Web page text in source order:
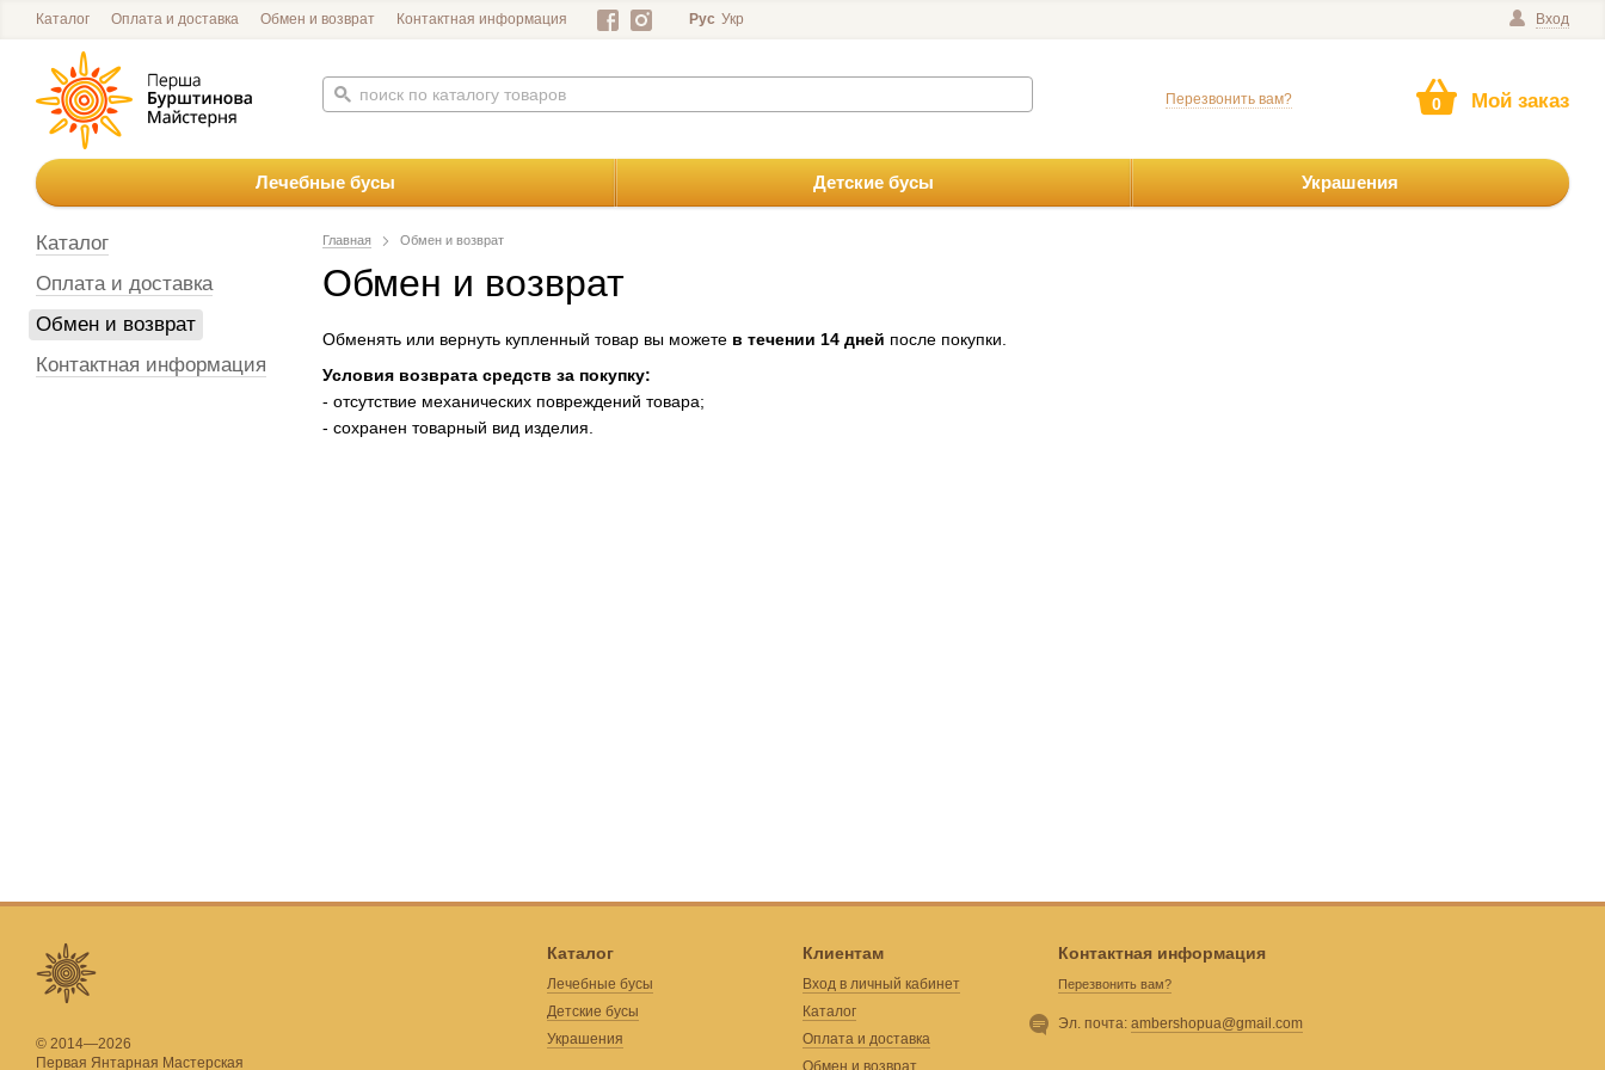
Каталог Оплата и доставка Обмен и возврат Контактная информация Вход
Рус Укр
Перезвонить вам? 0 Мой заказ
Лечебные бусы Детские бусы Украшения
Главная Обмен и возврат
Обмен и возврат
Обменять или вернуть купленный товар вы можете в течении 14 дней после покупки.
Условия возврата средств за покупку:
- отсутствие механических повреждений товара;
- сохранен товарный вид изделия.
Каталог
Оплата и доставка
Обмен и возврат
Контактная информация
© 2014—2026
Первая Янтарная Мастерская
Каталог
Лечебные бусы
Детские бусы
Украшения
Клиентам
Вход в личный кабинет
Каталог
Оплата и доставка
Обмен и возврат
Контактная информация
Перезвонить вам?
Эл. почта:ambershopua@gmail.com